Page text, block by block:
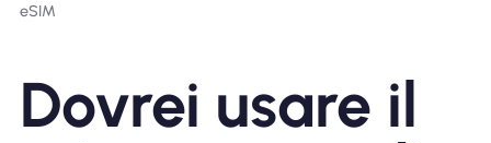
eSIM
Dovrei usare il